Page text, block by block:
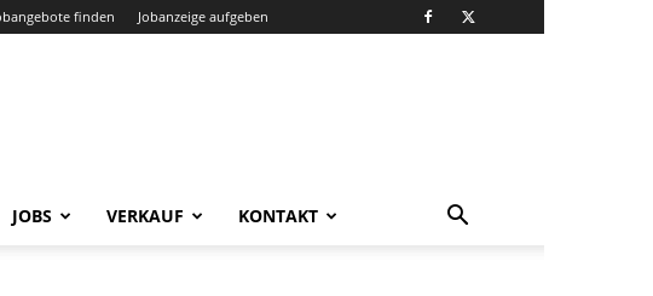
finden Jobanzeige aufgeben
JOBS VERKAUF KONTAKT